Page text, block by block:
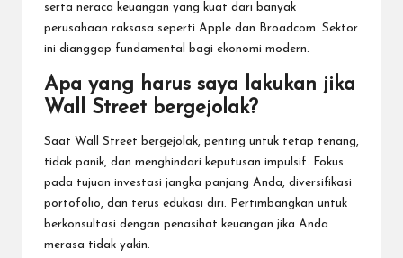
serta neraca keuangan yang kuat dari banyak
perusahaan raksasa seperti Apple dan Broadcom. Sektor
ini dianggap fundamental bagi ekonomi modern.
Apa yang harus saya lakukan jika
Wall Street bergejolak?
Saat Wall Street bergejolak, penting untuk tetap tenang,
tidak panik, dan menghindari keputusan impulsif. Fokus
pada tujuan investasi jangka panjang Anda, diversifikasi
portofolio, dan terus edukasi diri. Pertimbangkan untuk
berkonsultasi dengan penasihat keuangan jika Anda
merasa tidak yakin.